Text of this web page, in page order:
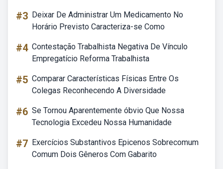
#3 Deixar De Administrar Um Medicamento No
Horário Previsto Caracteriza-se Como
#4 Contestação Trabalhista Negativa De Vínculo
Empregatício Reforma Trabalhista
#5 Comparar Características Físicas Entre Os
Colegas Reconhecendo A Diversidade
#6 Se Tornou Aparentemente óbvio Que Nossa
Tecnologia Excedeu Nossa Humanidade
#7 Exercícios Substantivos Epicenos Sobrecomum
Comum Dois Gêneros Com Gabarito